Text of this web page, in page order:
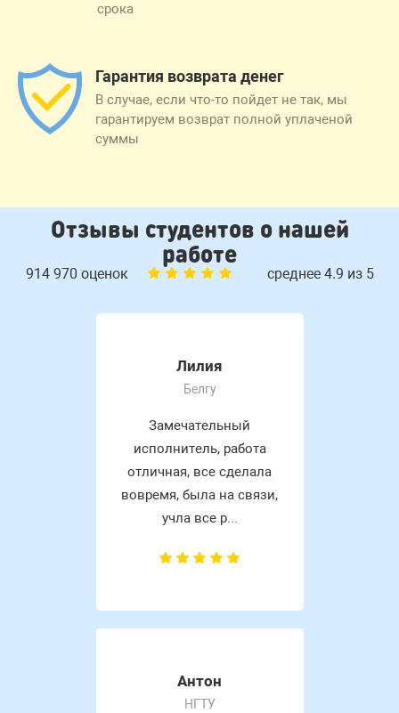
срока
Гарантия возврата денег
В случае, если что-то пойдет не так, мы
гарантируем возврат полной уплаченой
суммы
Отзывы студентов о нашей
работе
914 970 оценок среднее 4.9 из 5
Лилия
Белгу
Замечательный
исполнитель, работа
отличная, все сделала
вовремя, была на связи,
учла все р...
Антон
НГТУ